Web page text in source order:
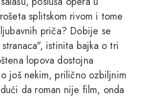
splitskom rivom i tome
priča? Dobije se
istinita bajka o tri
lopova dostojna
još nekim, prilično ozbiljnim
da roman nije film, onda